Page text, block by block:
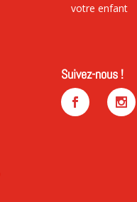
votre enfant
Suivez-nous !